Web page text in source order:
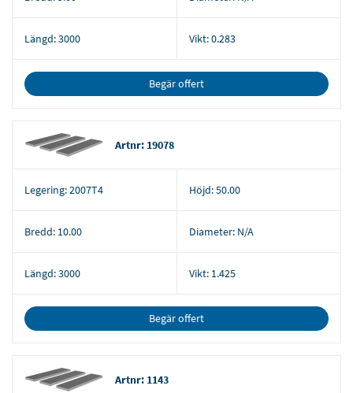
Längd:3000 Vikt:0.283
Begär offert
Artnr: 19078
Legering:2007T4 Höjd:50.00
Bredd: 10.00 Diameter: N/A
Längd:3000 Vikt: 1.425
Begär offert
Artnr: 1143